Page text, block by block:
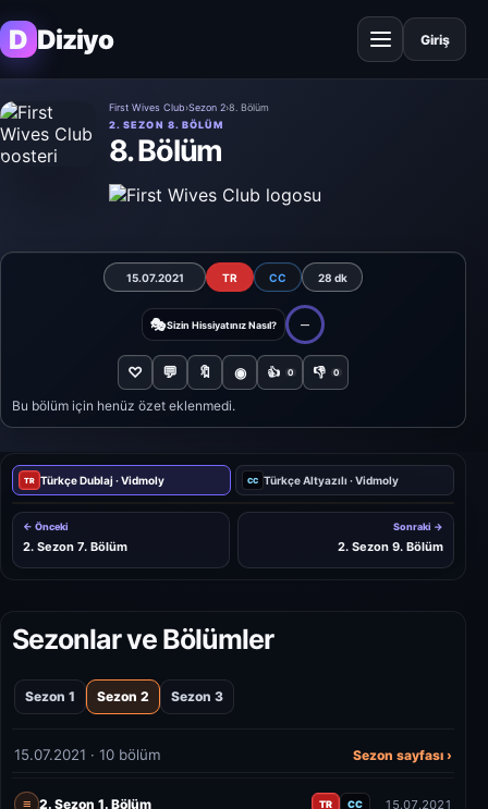
D Diziyo Giriş
First Wives Club›Sezon 2›8. Bölüm
2. SEZON 8. BÖLÜM
8. Bölüm
15.07.2021 TR CC 28 dk
🎭Sizin Hissiyatınız Nasıl? —
♡ 💬 🔖 ◉ 👍 0 👎 0
Bu bölüm için henüz özet eklenmedi.
TR Türkçe Dublaj · Vidmoly CC Türkçe Altyazılı · Vidmoly
← Önceki
2. Sezon 7. Bölüm
Sonraki →
2. Sezon 9. Bölüm
Sezonlar ve Bölümler
Sezon 1 Sezon 2 Sezon 3
15.07.2021 · 10 bölüm Sezon sayfası ›
2. Sezon 1. Bölüm TR CC 15.07.2021